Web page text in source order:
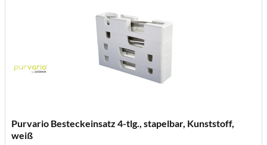
Purvario Besteckeinsatz 4-tlg., stapelbar, Kunststoff,
weiß